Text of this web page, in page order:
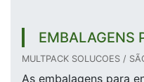
EMBALAGENS
MULTPACK SOLUCOES /
As embalagens para